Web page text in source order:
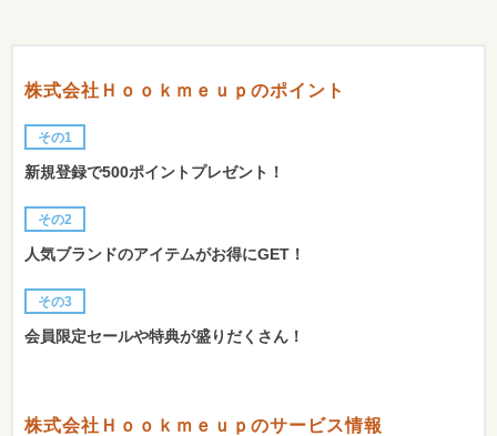
株式会社Ｈｏｏｋｍｅｕｐのポイント
その1
新規登録で500ポイントプレゼント！
その2
人気ブランドのアイテムがお得にGET！
その3
会員限定セールや特典が盛りだくさん！
株式会社Ｈｏｏｋｍｅｕｐのサービス情報